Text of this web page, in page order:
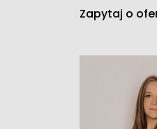
Zapytaj o